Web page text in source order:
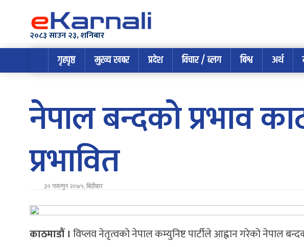
२०८३ साउन २३, शनिबार
गृहपृष्ठ मुख्य खबर प्रदेश विचार / ब्लग बिश्व अर्थ
नेपाल बन्दको प्रभाव
प्रभावित
३० फाल्गुन २०७५, बिहीबार
काठमाडौं । विप्लव नेतृत्वको नेपाल कम्युनिष्ट पार्टीले आह्वान गरेको नेपाल